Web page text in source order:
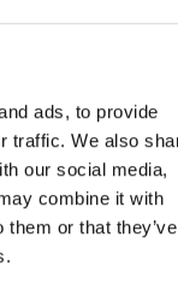
ads, to provide
traffic. We also
our social media,
combine it with
them or that they’ve
och
och e-
eller ska flytta
till oss